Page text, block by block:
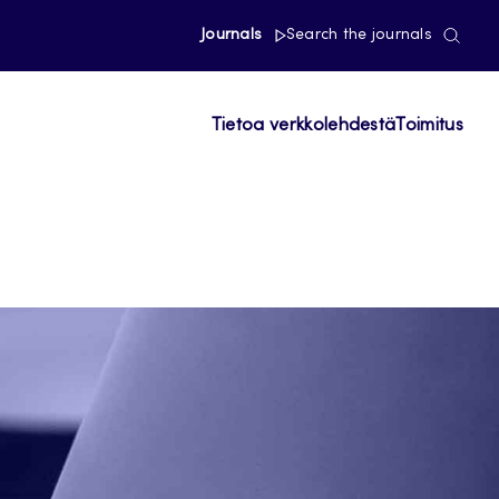
Journals Search the journals
Tietoa verkkolehdestä Toimitus